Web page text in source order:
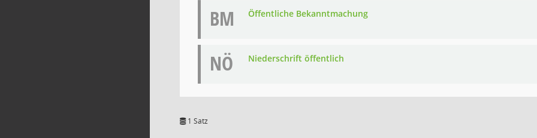
BM Öffentliche Bekanntmachung
NÖ Niederschrift öffentlich
1 Satz